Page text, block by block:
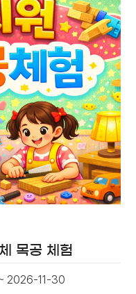
목공 체험
2026-11-30